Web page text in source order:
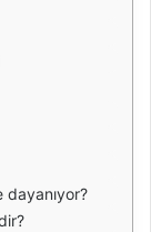
dayanıyor?